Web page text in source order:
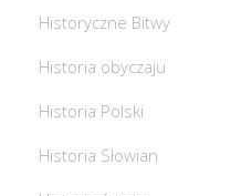
Historyczne Bitwy
Historia obyczaju
Historia Polski
Historia Słowian